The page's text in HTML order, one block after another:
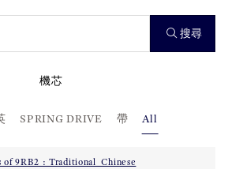
搜尋
機芯
SPRING DRIVE 帶 All
of 9RB2 : Traditional_Chinese